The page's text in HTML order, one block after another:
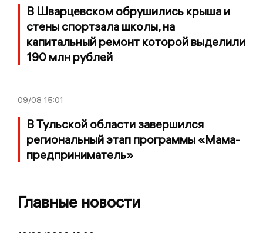
В Шварцевском обрушились крыша и
стены спортзала школы, на
капитальный ремонт которой выделили
190 млн рублей
09/08 15:01
В Тульской области завершился
региональный этап программы «Мама-
предприниматель»
Главные новости